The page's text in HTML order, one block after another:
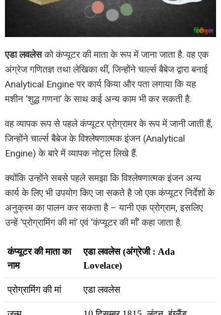
एडा लवलेसको कंप्यूटर की माता के रूप में जाना जाता है. वह एक
अंग्रेज गणितज्ञ तथा लेखिका थीं, जिन्होंने चार्ल्स बैबेज द्वारा बनाई
Analytical Engine पर कार्य किया और पता लगाया कि यह
मशीन ‘शुद्ध गणना’ के साथ कई अन्य काम भी कर सकती है.
वह व्यापक रूप से पहले कंप्यूटर प्रोग्रामर के रूप में जानी जाती हैं,
जिन्होंने चार्ल्स बैबेज के विश्लेषणात्मक इंजन (Analytical
Engine) के बारे में व्यापक नोट्स लिखे हैं.
क्योंकि उन्होंने सबसे पहले समझा कि विश्लेषणात्मक इंजन अन्य
कार्य के लिए भी उपयोग किए जा सकते है जो एक कंप्यूटर निर्देशों के
अनुक्रम का पालन कर सकता है – यानी एक प्रोग्राम, इसलिए
उन्हें ‘प्रोग्रामिंग की मां’ एवं ‘कंप्यूटर की माँ’ कहा जाता है.
कंप्यूटर की माता का
नाम
एडा लवलेस (अंग्रेजी : Ada
Lovelace)
प्रोग्रामिंग की मां एडा लवलेस